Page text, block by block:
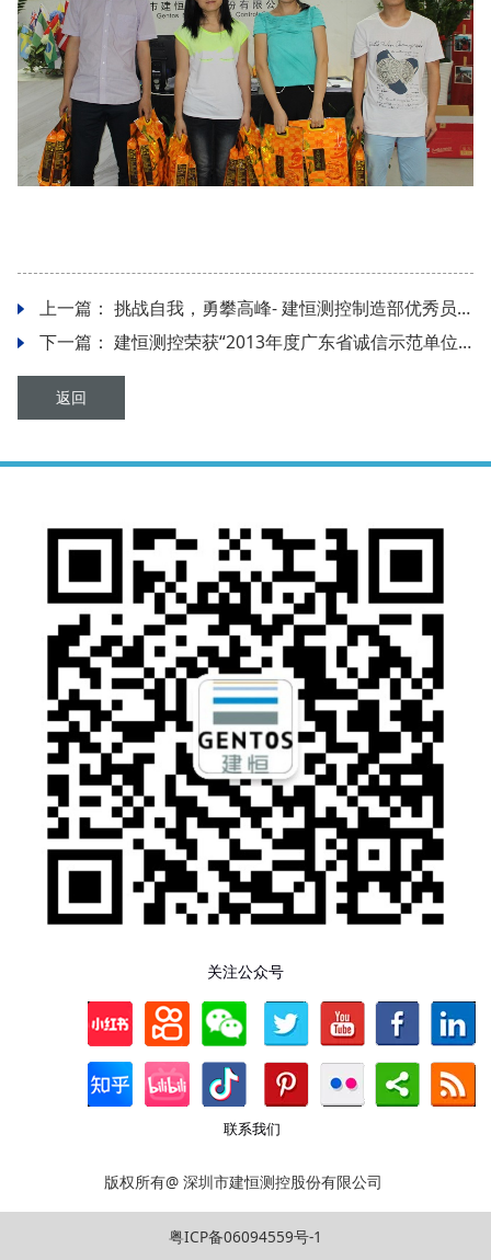
上一篇： 挑战自我，勇攀高峰- 建恒测控制造部优秀员工登山活动
下一篇： 建恒测控荣获“2013年度广东省诚信示范单位”称号
返回
关注公众号
联系我们
版权所有@ 深圳市建恒测控股份有限公司
粤ICP备06094559号-1